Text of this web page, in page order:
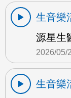
生音樂
源星生
2026/05/
生音樂